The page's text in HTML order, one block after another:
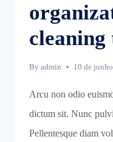
cleaning
By admin 10 de
Arcu non odio
dictum sit. Nunc
Pellentesque diam